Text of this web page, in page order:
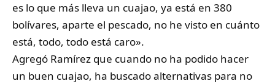
es lo que más lleva un cuajao, ya está en 380
bolívares, aparte el pescado, no he visto en cuánto
está, todo, todo está caro».
Agregó Ramírez que cuando no ha podido hacer
un buen cuajao, ha buscado alternativas para no